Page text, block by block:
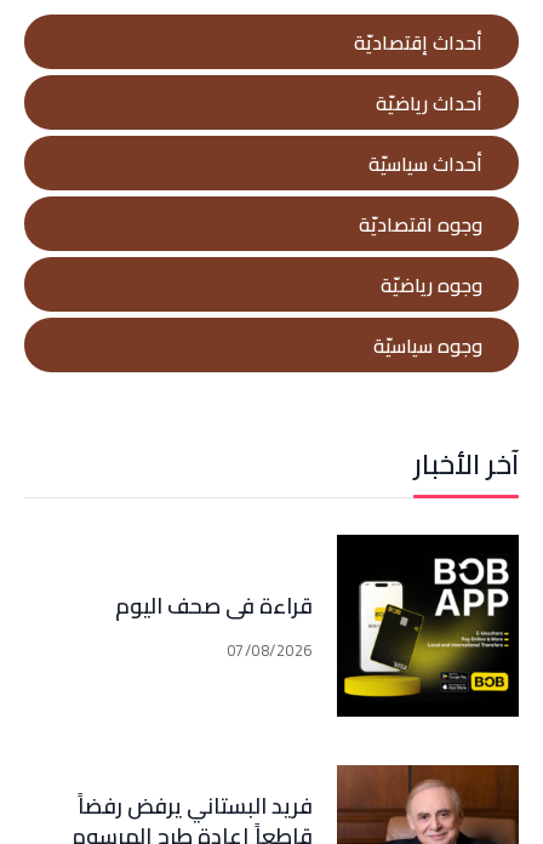
أحداث إقتصاديّة
أحداث رياضيّة
أحداث سياسيّة
وجوه اقتصاديّة
وجوه رياضيّة
وجوه سياسيّة
آخر الأخبار
قراءة في صحف اليوم
07/08/2026
فريد البستاني يرفض رفضاً
قاطعاً إعادة طرح المرسوم